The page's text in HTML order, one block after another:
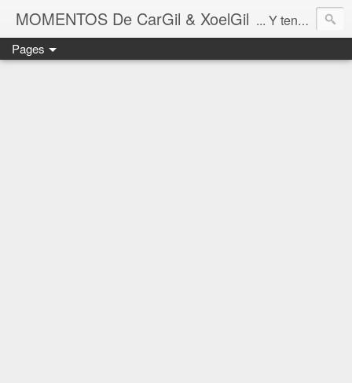
MOMENTOS De CarGil & XoelGil ... Y tengan cuidado ahí fuera, por favor.
Pages